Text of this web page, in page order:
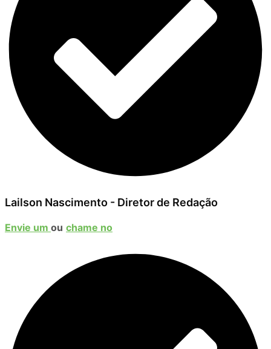
Lailson Nascimento - Diretor de Redação
Envie um ou chame no